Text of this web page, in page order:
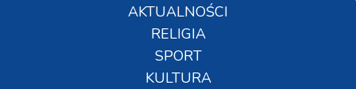
AKTUALNOŚCI
RELIGIA
SPORT
KULTURA